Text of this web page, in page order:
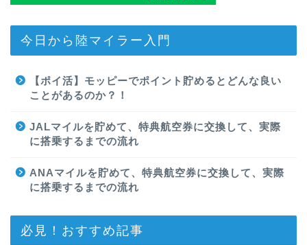
今日から陸マイラー入門
【ポイ活】モッピーでポイント貯めるとどんな良い
ことがあるのか？！
JALマイルを貯めて、特典航空券に交換して、実際
に搭乗するまでの流れ
ANAマイルを貯めて、特典航空券に交換して、実際
に搭乗するまでの流れ
必見！おすすめ記事